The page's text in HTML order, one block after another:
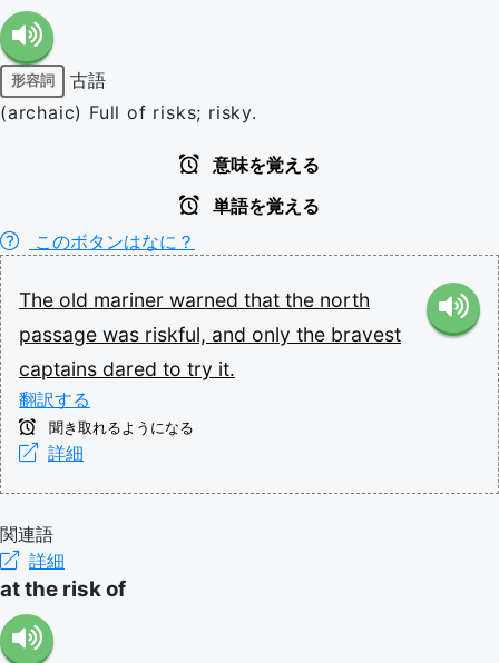
形容詞
古語
(archaic) Full of risks; risky.
意味を覚える
単語を覚える
このボタンはなに？
The old mariner warned that the north
passage was riskful, and only the bravest
captains dared to try it.
翻訳する
聞き取れるようになる
詳細
関連語
詳細
at the risk of